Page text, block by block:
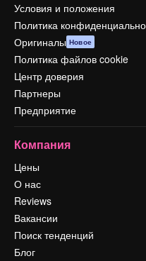
Условия и положения
Политика
Оригиналы Новое
Политика файлов cookie
Центр доверия
Партнеры
Предприятие
Компания
Цены
О нас
Reviews
Вакансии
Поиск тенденций
Блог